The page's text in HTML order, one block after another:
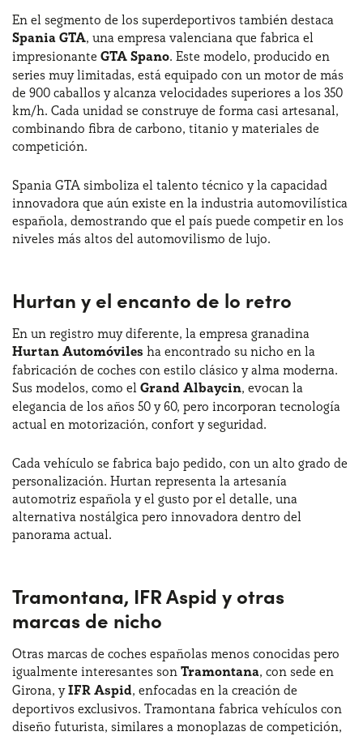
En el segmento de los superdeportivos también destaca
Spania GTA, una empresa valenciana que fabrica el
impresionante GTA Spano. Este modelo, producido en
series muy limitadas, está equipado con un motor de más
de 900 caballos y alcanza velocidades superiores a los 350
km/h. Cada unidad se construye de forma casi artesanal,
combinando fibra de carbono, titanio y materiales de
competición.
Spania GTA simboliza el talento técnico y la capacidad
innovadora que aún existe en la industria automovilística
española, demostrando que el país puede competir en los
niveles más altos del automovilismo de lujo.
Hurtan y el encanto de lo retro
En un registro muy diferente, la empresa granadina
Hurtan Automóviles ha encontrado su nicho en la
fabricación de coches con estilo clásico y alma moderna.
Sus modelos, como el Grand Albaycin, evocan la
elegancia de los años 50 y 60, pero incorporan tecnología
actual en motorización, confort y seguridad.
Cada vehículo se fabrica bajo pedido, con un alto grado de
personalización. Hurtan representa la artesanía
automotriz española y el gusto por el detalle, una
alternativa nostálgica pero innovadora dentro del
panorama actual.
Tramontana, IFR Aspid y otras
marcas de nicho
Otras marcas de coches españolas menos conocidas pero
igualmente interesantes son Tramontana, con sede en
Girona, yIFR Aspid, enfocadas en la creación de
deportivos exclusivos. Tramontana fabrica vehículos con
diseño futurista, similares a monoplazas de competición,